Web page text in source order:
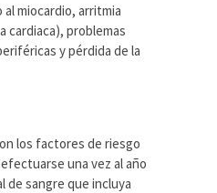
miocardio, arritmia
cardiaca), problemas
y pérdida de la
los factores de riesgo
una vez al año
de sangre que incluya